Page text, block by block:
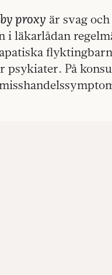
proxy är svag
läkarlådan
psykiater. På